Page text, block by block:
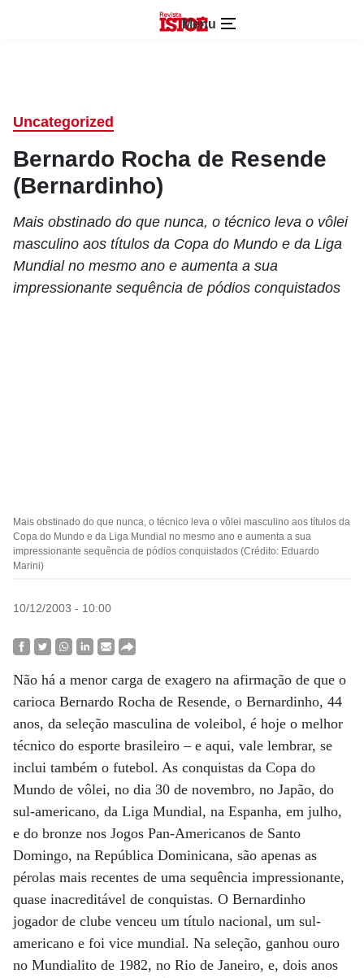
Menu
Uncategorized
Bernardo Rocha de Resende
(Bernardinho)
Mais obstinado do que nunca, o técnico leva o vôlei
masculino aos títulos da Copa do Mundo e da Liga
Mundial no mesmo ano e aumenta a sua
impressionante sequência de pódios conquistados
Mais obstinado do que nunca, o técnico leva o vôlei masculino aos títulos da
Copa do Mundo e da Liga Mundial no mesmo ano e aumenta a sua
impressionante sequência de pódios conquistados (Crédito: Eduardo
Marini)
10/12/2003 - 10:00
Não há a menor carga de exagero na afirmação de que o
carioca Bernardo Rocha de Resende, o Bernardinho, 44
anos, da seleção masculina de voleibol, é hoje o melhor
técnico do esporte brasileiro – e aqui, vale lembrar, se
inclui também o futebol. As conquistas da Copa do
Mundo de vôlei, no dia 30 de novembro, no Japão, do
sul-americano, da Liga Mundial, na Espanha, em julho,
e do bronze nos Jogos Pan-Americanos de Santo
Domingo, na República Dominicana, são apenas as
pérolas mais recentes de uma sequência impressionante,
quase inacreditável de conquistas. O Bernardinho
jogador de clube venceu um título nacional, um sul-
americano e foi vice mundial. Na seleção, ganhou ouro
no Mundialito de 1982, no Rio de Janeiro, e, dois anos